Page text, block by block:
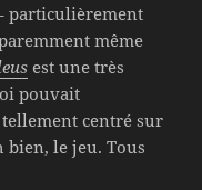
particulièrement
même
est une très
pouvait
centré sur
bien, le jeu. Tous